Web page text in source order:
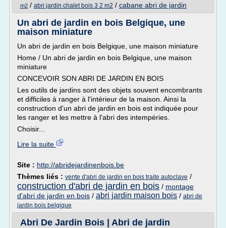
m2 / abri jardin chalet bois 3 2 m2 / cabane abri de jardin
Un abri de jardin en bois Belgique, une
maison miniature
Un abri de jardin en bois Belgique, une maison miniature
Home / Un abri de jardin en bois Belgique, une maison
miniature
CONCEVOIR SON ABRI DE JARDIN EN BOIS
Les outils de jardins sont des objets souvent encombrants
et difficiles à ranger à l'intérieur de la maison. Ainsi la
construction d'un abri de jardin en bois est indiquée pour
les ranger et les mettre à l'abri des intempéries.
Choisir...
Lire la suite
Site : http://abridejardinenbois.be
Thèmes liés : vente d'abri de jardin en bois traite autoclave /
construction d'abri de jardin en bois / montage
d'abri de jardin en bois / abri jardin maison bois / abri de
jardin bois belgique
Abri De Jardin Bois | Abri de jardin